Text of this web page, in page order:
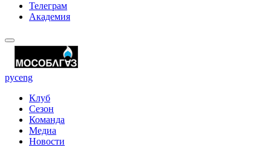
Телеграм
Академия
русeng
Клуб
Сезон
Команда
Медиа
Новости